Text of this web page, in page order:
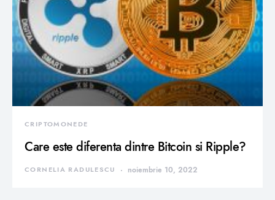
CRIPTOMONEDE
Care este diferenta dintre Bitcoin si Ripple?
CORNELIA RADULESCU noiembrie 10, 2022